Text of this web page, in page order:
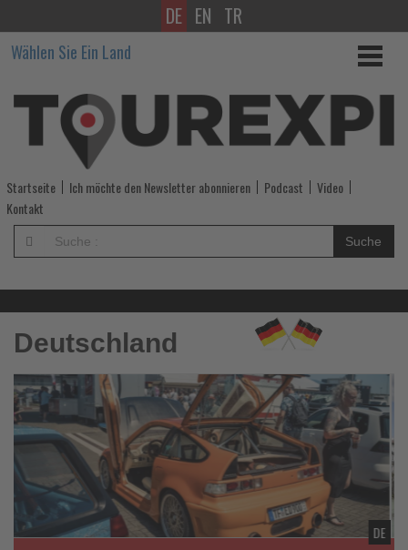
Wissen,
was
im
Tourismus
los
ist!
Wissen,
was
im
Tourismus
los
ist!
DE EN TR
Wählen Sie Ein Land
Startseite Ich möchte den Newsletter abonnieren Podcast
Video
Kontakt
Suche
Deutschland
Lesen
Sie
die
Nachrichten
DE